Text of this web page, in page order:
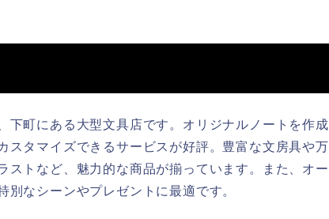
下町にある大型文具店です。オリジナルノートを作成
スタマイズできるサービスが好評。豊富な文房具や万
ストなど、魅力的な商品が揃っています。また、オー
なシーンやプレゼントに最適です。